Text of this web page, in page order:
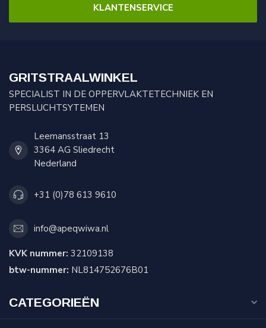
KLANTENSERVICE
GRITSTRAALWINKEL
SPECIALIST IN DE OPPERVLAKTETECHNIEK EN
PERSLUCHTSYTEMEN
Leemansstraat 13
3364 AG Sliedrecht
Nederland
+31 (0)78 613 9610
info@apeqwiwa.nl
KVK nummer: 32109138
btw-nummer: NL814752676B01
CATEGORIEËN